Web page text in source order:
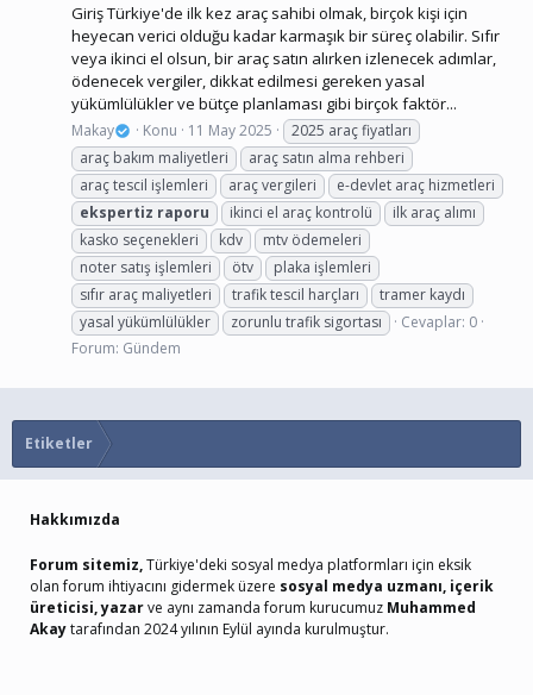
Giriş Türkiye'de ilk kez araç sahibi olmak, birçok kişi için
heyecan verici olduğu kadar karmaşık bir süreç olabilir. Sıfır
veya ikinci el olsun, bir araç satın alırken izlenecek adımlar,
ödenecek vergiler, dikkat edilmesi gereken yasal
yükümlülükler ve bütçe planlaması gibi birçok faktör...
Makay Konu 11 May 2025
2025 araç fiyatları
araç bakım maliyetleri
araç satın alma rehberi
araç tescil işlemleri
araç vergileri
e-devlet araç hizmetleri
ekspertiz raporu ikinci el araç kontrolü
ilk araç alımı
kasko seçenekleri
kdv
mtv ödemeleri
noter satış işlemleri
ötv
plaka işlemleri
sıfır araç maliyetleri
trafik tescil harçları
tramer kaydı
yasal yükümlülükler
zorunlu trafik sigortası
Cevaplar: 0
Forum: Gündem
Etiketler
Hakkımızda
Forum sitemiz,Türkiye'deki sosyal medya platformları için eksik
olan forum ihtiyacını gidermek üzere sosyal medya uzmanı, içerik
üreticisi, yazarve aynı zamanda forum kurucumuz Muhammed
Akaytarafından 2024 yılının Eylül ayında kurulmuştur.